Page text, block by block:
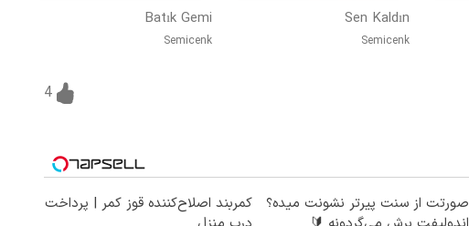
Sen Kaldın
Semicenk
Batık Gemi
Semicenk
4
صورتت از سنت پیرتر نشونت میده؟
کمربند اصلاح‌کننده قوز کمر | پرداخت